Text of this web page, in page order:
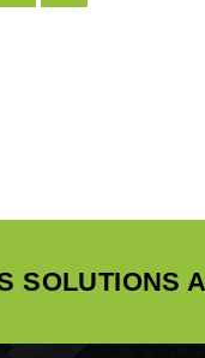
SOLUTIONS